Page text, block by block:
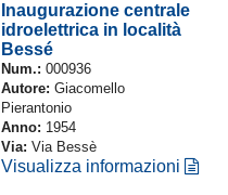
Inaugurazione centrale
idroelettrica in località
Bessé
Num.: 000936
Autore: Giacomello
Pierantonio
Anno: 1954
Via: Via Bessè
Visualizza informazioni